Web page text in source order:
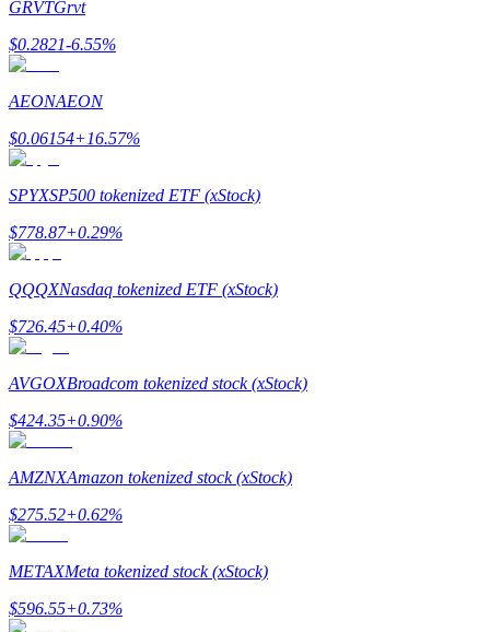
Exclusive for BitMart Users
Register & Trade to Win 500,000 USDT
Precious Metals Trading Carnival
Trade Gold & Silver · 33,333 USDT Bonus
USDT New User Exclusive 10% APR
USDT Flexible Staking | Daily Rewards
BTC New User Exclusive: 6.5% APR
BTC Flexible Staking | Daily Rewards
GRVTGrvt
$0.2821-6.55%
AEONAEON
$0.06154+16.57%
SPYXSP500 tokenized ETF (xStock)
$778.87+0.29%
QQQXNasdaq tokenized ETF (xStock)
$726.45+0.40%
AVGOXBroadcom tokenized stock (xStock)
$424.35+0.90%
AMZNXAmazon tokenized stock (xStock)
$275.52+0.62%
METAXMeta tokenized stock (xStock)
$596.55+0.73%